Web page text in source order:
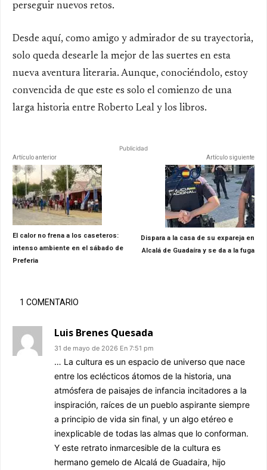
perseguir nuevos retos.
Desde aquí, como amigo y admirador de su trayectoria,
solo queda desearle la mejor de las suertes en esta
nueva aventura literaria. Aunque, conociéndolo, estoy
convencida de que este es solo el comienzo de una
larga historia entre Roberto Leal y los libros.
Publicidad
Artículo anterior
El calor no frena a los caseteros:
intenso ambiente en el sábado de
Preferia
Artículo siguiente
Dispara a la casa de su expareja en
Alcalá de Guadaíra y se da a la fuga
1 COMENTARIO
Luis Brenes Quesada
31 de mayo de 2026 En 7:51 pm
… La cultura es un espacio de universo que nace
entre los eclécticos átomos de la historia, una
atmósfera de paisajes de infancia incitadores a la
inspiración, raíces de un pueblo aspirante siempre
a principio de vida sin final, y un algo etéreo e
inexplicable de todas las almas que lo conforman.
Y este retrato inmarcesible de la cultura es
hermano gemelo de Alcalá de Guadaira, hijo